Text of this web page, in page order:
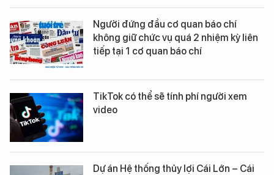
Người đứng đầu cơ quan báo chí
không giữ chức vụ quá 2 nhiệm kỳ liên
tiếp tại 1 cơ quan báo chí
TikTok có thể sẽ tính phí người xem
video
Dự án Hệ thống thủy lợi Cái Lớn – Cái